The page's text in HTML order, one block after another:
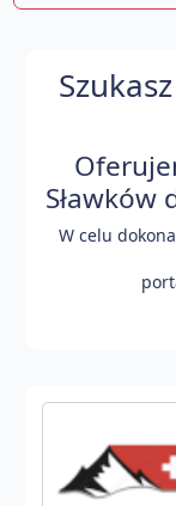
Sławków
W celu